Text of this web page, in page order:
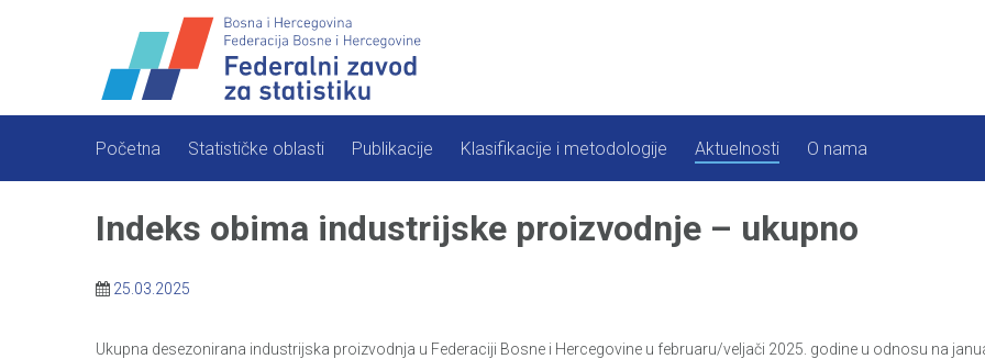
Početna Statističke oblasti Publikacije Klasifikacije i metodologije Aktuelnosti O nama
Indeks obima industrijske proizvodnje – ukupno
25.03.2025
Ukupna desezonirana industrijska proizvodnja u Federaciji Bosne i Hercegovine u februaru/veljači 2025. godine u odnosu na